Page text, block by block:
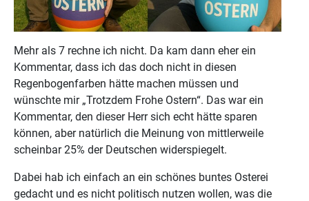
Mehr als 7 rechne ich nicht. Da kam dann eher ein
Kommentar, dass ich das doch nicht in diesen
Regenbogenfarben hätte machen müssen und
wünschte mir „Trotzdem Frohe Ostern“. Das war ein
Kommentar, den dieser Herr sich echt hätte sparen
können, aber natürlich die Meinung von mittlerweile
scheinbar 25% der Deutschen widerspiegelt.
Dabei hab ich einfach an ein schönes buntes Osterei
gedacht und es nicht politisch nutzen wollen, was die